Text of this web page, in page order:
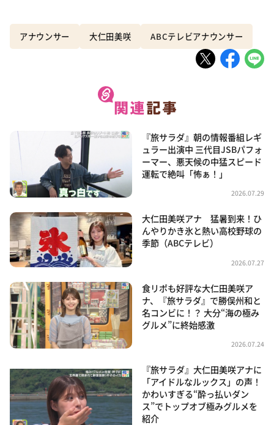
アナウンサー 大仁田美咲 ABCテレビアナウンサー
『旅サラダ』朝の情報番組レギ
ュラー出演中 三代目JSBパフォ
ーマー、悪天候の中猛スピード
運転で絶叫「怖ぁ！」
2026.07.29
大仁田美咲アナ 猛暑到来！ひ
んやりかき氷と熱い高校野球の
季節（ABCテレビ）
2026.07.27
食リポも好評な大仁田美咲ア
ナ、『旅サラダ』で勝俣州和と
名コンビに！？ 大分“海の極み
グルメ”に終始感激
2026.07.24
『旅サラダ』大仁田美咲アナに
「アイドルなルックス」の声！
かわいすぎる“酔っ払いダン
ス”でトップオブ極みグルメを
紹介